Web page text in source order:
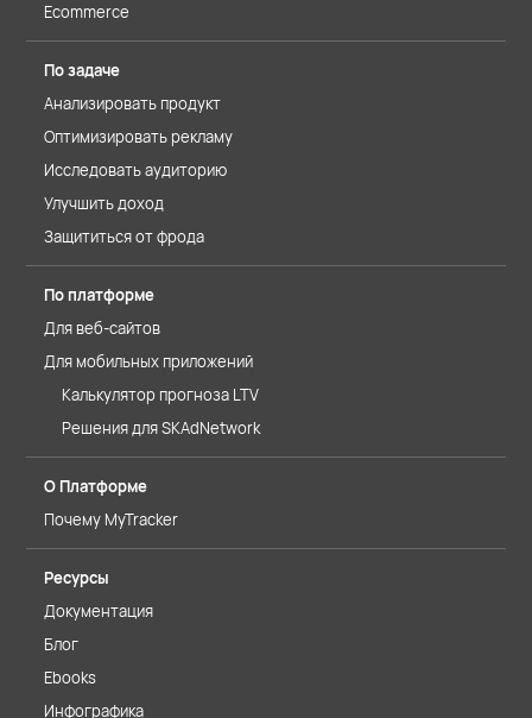
Ecommerce
По задаче
Анализировать продукт
Оптимизировать рекламу
Исследовать аудиторию
Улучшить доход
Защититься от фрода
По платформе
Для веб-сайтов
Для мобильных приложений
Калькулятор прогноза LTV
Решения для SKAdNetwork
О Платформе
Почему MyTracker
Ресурсы
Документация
Блог
Ebooks
Инфографика